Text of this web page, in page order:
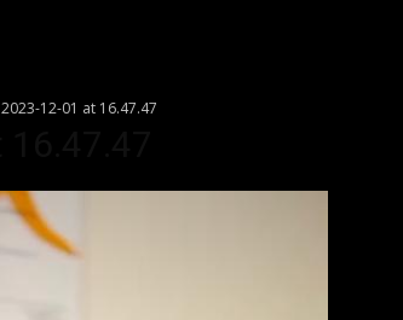
12-01 at 16.47.47